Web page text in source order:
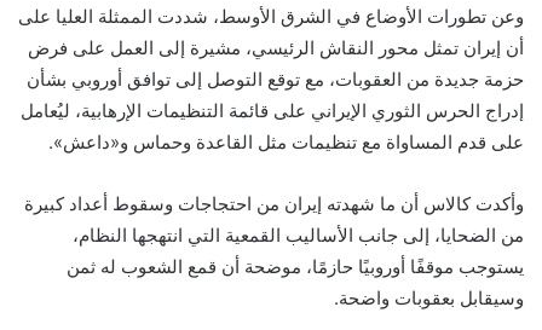
وعن تطورات الأوضاع في الشرق الأوسط، شددت الممثلة العليا على
أن إيران تمثل محور النقاش الرئيسي، مشيرة إلى العمل على فرض
حزمة جديدة من العقوبات، مع توقع التوصل إلى توافق أوروبي بشأن
إدراج الحرس الثوري الإيراني على قائمة التنظيمات الإرهابية، ليُعامل
على قدم المساواة مع تنظيمات مثل القاعدة وحماس و«داعش».
وأكدت كالاس أن ما شهدته إيران من احتجاجات وسقوط أعداد كبيرة
من الضحايا، إلى جانب الأساليب القمعية التي انتهجها النظام،
يستوجب موقفًا أوروبيًا حازمًا، موضحة أن قمع الشعوب له ثمن
وسيقابل بعقوبات واضحة.